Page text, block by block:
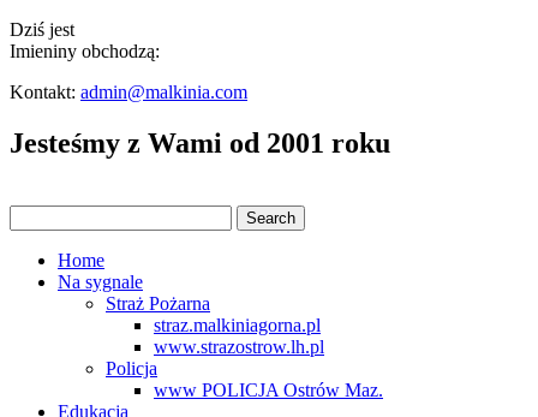
Dziś jest
Imieniny obchodzą:
Kontakt: admin@malkinia.com
Jesteśmy z Wami od 2001 roku
Home
Na sygnale
Straż Pożarna
straz.malkiniagorna.pl
www.strazostrow.lh.pl
Policja
www POLICJA Ostrów Maz.
Edukacja